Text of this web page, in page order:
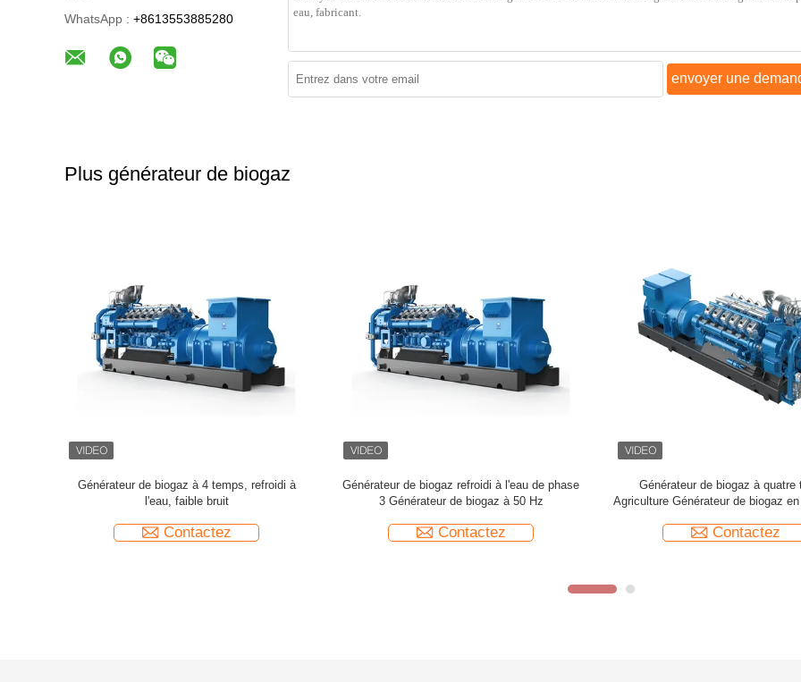
WhatsApp : +8613553885280
envoyer une
Plus générateur de biogaz
Générateur d'électricité au biogaz en ligne de
100 kW
Contactez
Générateur de moteur à biogaz TCG2020 50
Hz/60 Hz Générateur à biogaz
Contactez
Générateur d'électricité au biogaz
avec panneau de commande
Contactez